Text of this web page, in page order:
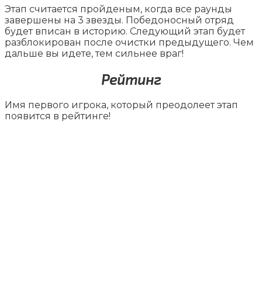
Этап считается пройденым, когда все раунды
завершены на 3 звезды. Победоносный отряд
будет вписан в историю. Следующий этап будет
разблокирован после очистки предыдущего. Чем
дальше вы идете, тем сильнее враг!
Рейтинг
Имя первого игрока, который преодолеет этап
появится в рейтинге!